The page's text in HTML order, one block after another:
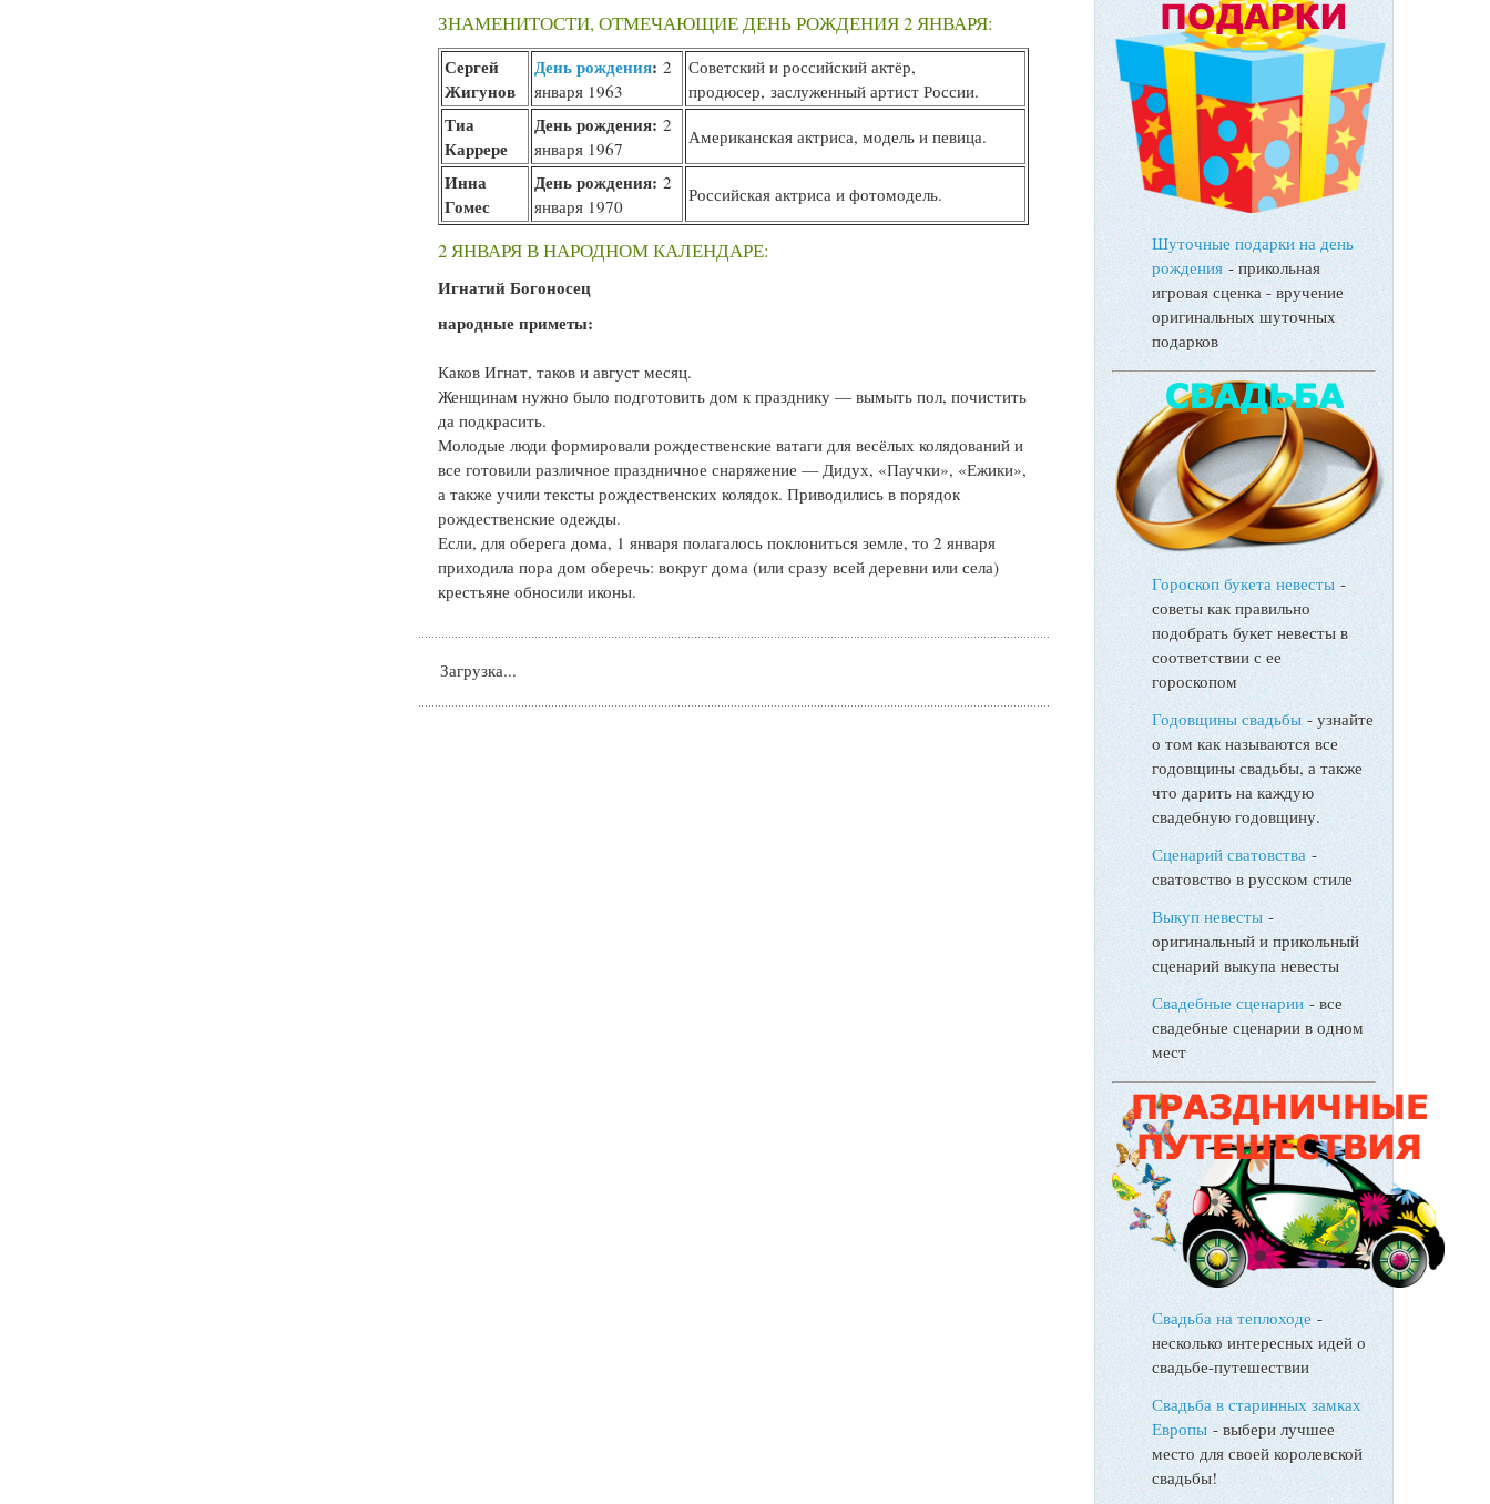
ЗНАМЕНИТОСТИ, ОТМЕЧАЮЩИЕ ДЕНЬ РОЖДЕНИЯ 2 ЯНВАРЯ:
Сергей
Жигунов
День рождения: 2
января 1963
Советский и российский актёр,
продюсер, заслуженный артист России.
Тиа
Каррере
День рождения: 2
января 1967
Американская актриса, модель и певица.
Инна
Гомес
День рождения: 2
января 1970
Российская актриса и фотомодель.
2 ЯНВАРЯ В НАРОДНОМ КАЛЕНДАРЕ:
Игнатий Богоносец
народные приметы:
Каков Игнат, таков и август месяц.
Женщинам нужно было подготовить дом к празднику — вымыть пол, почистить
да подкрасить.
Молодые люди формировали рождественские ватаги для весёлых колядований и
все готовили различное праздничное снаряжение — Дидух, «Паучки», «Ежики»,
а также учили тексты рождественских колядок. Приводились в порядок
рождественские одежды.
Если, для оберега дома, 1 января полагалось поклониться земле, то 2 января
приходила пора дом оберечь: вокруг дома (или сразу всей деревни или села)
крестьяне обносили иконы.
Загрузка...
Шуточные подарки на день
рождения - прикольная
игровая сценка - вручение
оригинальных шуточных
подарков
Гороскоп букета невесты -
советы как правильно
подобрать букет невесты в
соответствии с ее
гороскопом
Годовщины свадьбы - узнайте
о том как называются все
годовщины свадьбы, а также
что дарить на каждую
свадебную годовщину.
Сценарий сватовства -
сватовство в русском стиле
Выкуп невесты -
оригинальный и прикольный
сценарий выкупа невесты
Свадебные сценарии- все
свадебные сценарии в одном
мест
Свадьба на теплоходе-
несколько интересных идей о
свадьбе-путешествии
Свадьба в старинных замках
Европы- выбери лучшее
место для своей королевской
свадьбы!